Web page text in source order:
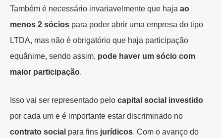
Também é necessário invariavelmente que haja ao
menos 2 sócios para poder abrir uma empresa do tipo
LTDA, mas não é obrigatório que haja participação
equânime, sendo assim, pode haver um sócio com
maior participação.
Isso vai ser representado pelo capital social investido
por cada um e é importante estar discriminado no
contrato social para fins jurídicos. Com o avanço do